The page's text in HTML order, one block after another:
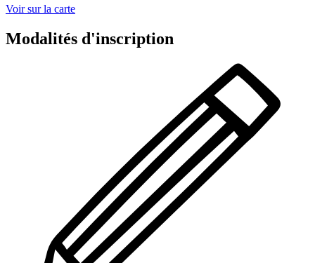
Voir sur la carte
Modalités d'inscription